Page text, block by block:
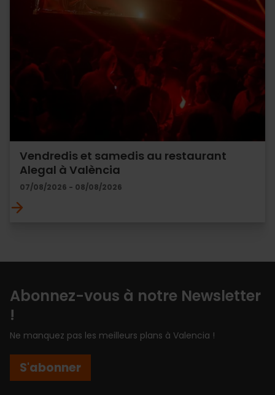
Vendredis et samedis au restaurant
Alegal à València
07/08/2026 - 08/08/2026
Abonnez-vous à notre Newsletter
!
Ne manquez pas les meilleurs plans à Valencia !
S'abonner